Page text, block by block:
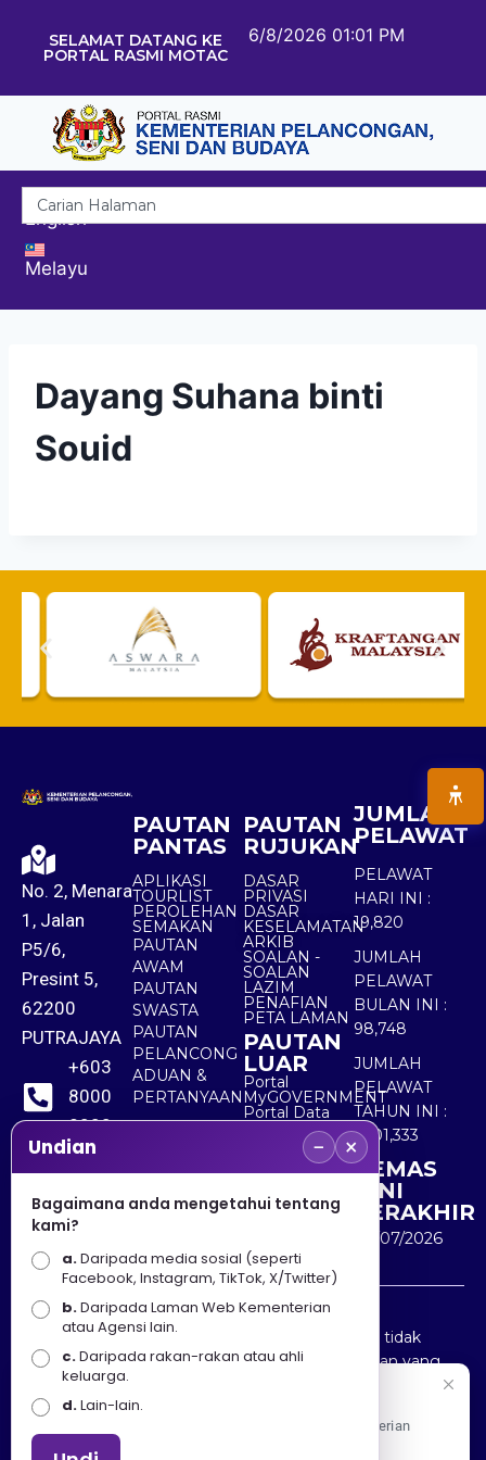
SELAMAT DATANG KE
PORTAL RASMI MOTAC
6/8/2026 01:01 PM
English
Melayu
Dayang Suhana binti
Souid
No. 2, Menara
1, Jalan
P5/6,
Presint 5,
62200
PUTRAJAYA
+603
8000
8000
+603
8891
7100
PAUTAN
PANTAS
APLIKASI
TOURLIST
PEROLEHAN
SEMAKAN
PAUTAN
AWAM
PAUTAN
SWASTA
PAUTAN
PELANCONG
ADUAN &
PERTANYAAN
PAUTAN
RUJUKAN
DASAR
PRIVASI
DASAR
KESELAMATAN
ARKIB
SOALAN -
SOALAN
LAZIM
PENAFIAN
PETA LAMAN
PAUTAN
LUAR
Portal
MyGOVERNMENT
Portal Data
Terbuka
Sektor Awam
JUMLAH
PELAWAT
PELAWAT
HARI INI :
19,820
JUMLAH
PELAWAT
BULAN INI :
98,748
JUMLAH
PELAWAT
TAHUN INI :
5,501,333
KEMAS
KINI
TERAKHIR
30/07/2026
Penafian : Kerajaan Malaysia dan Kementerian
Pelancongan Seni dan Budaya (MOTAC) adalah tidak
bertanggungjawab atas kehilangan atau kerugian yang
disebabkan oleh penggunaan mana-mana maklumat
yang diperolehi dari portal ini.
Undian − ×
Bagaimana anda mengetahui tentang
kami?
a.Daripada media sosial (seperti
Facebook, Instagram, TikTok, X/Twitter)
b.Daripada Laman Web Kementerian
atau Agensi lain.
c.Daripada rakan-rakan atau ahli
keluarga.
d.Lain-lain.
Apa Khabar! Selamat datang ke Portal Rasmi Kementerian
Pelancongan, Seni dan Budaya